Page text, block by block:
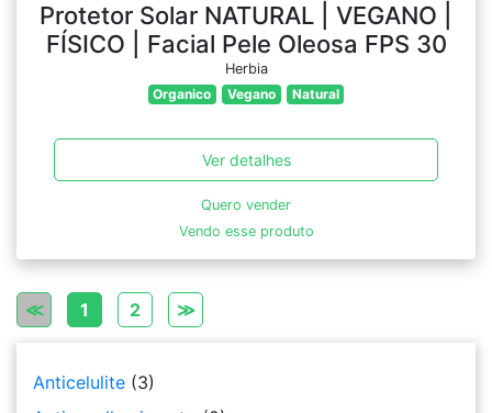
Protetor Solar NATURAL | VEGANO |
FÍSICO | Facial Pele Oleosa FPS 30
Herbia
Organico
Vegano Natural
Ver detalhes
Quero vender
Vendo esse produto
≪ 1 2 ≫
Anticelulite (3)